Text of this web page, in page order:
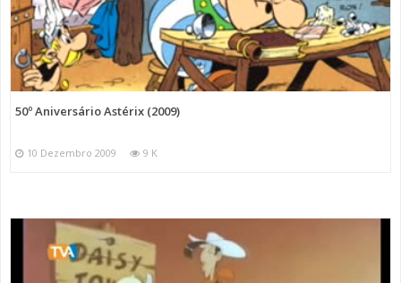
50º Aniversário Astérix (2009)
10 Dezembro 2009 9 K